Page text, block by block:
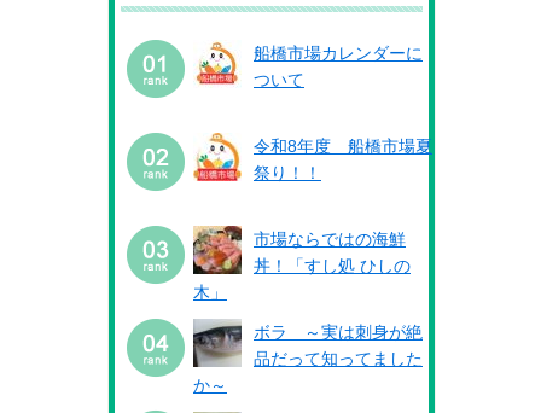
船橋市場カレンダーに
ついて
令和8年度 船橋市場夏
祭り！！
市場ならではの海鮮
丼！「すし処 ひしの
木」
ボラ ～実は刺身が絶
品だって知ってました
か～